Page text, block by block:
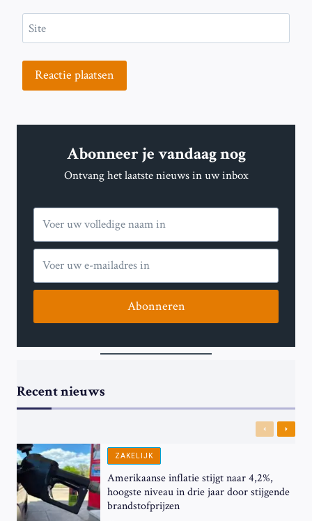
Site
Abonneer je vandaag nog
Ontvang het laatste nieuws in uw inbox
Abonneren
Recent nieuws
Previous
Next
ZAKELIJK
Amerikaanse inflatie stijgt naar 4,2%,
hoogste niveau in drie jaar door stijgende
brandstofprijzen